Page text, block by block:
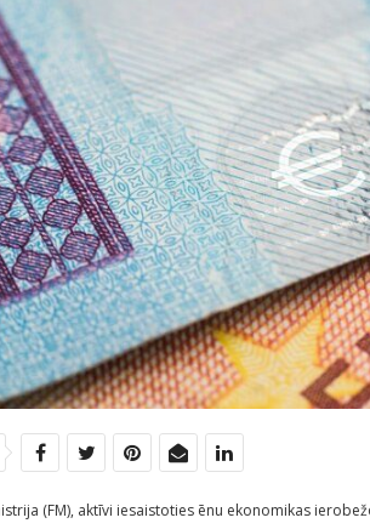
(FM), aktīvi iesaistoties ēnu ekonomikas